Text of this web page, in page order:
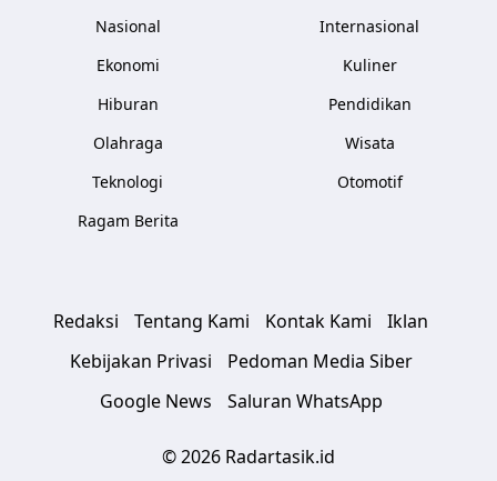
Nasional
Ekonomi
Hiburan
Olahraga
Teknologi
Ragam Berita
Internasional
Kuliner
Pendidikan
Wisata
Otomotif
Redaksi Tentang Kami Kontak Kami
Iklan
Kebijakan Privasi
Pedoman Media Siber
Google News
Saluran WhatsApp
© 2026 Radartasik.id